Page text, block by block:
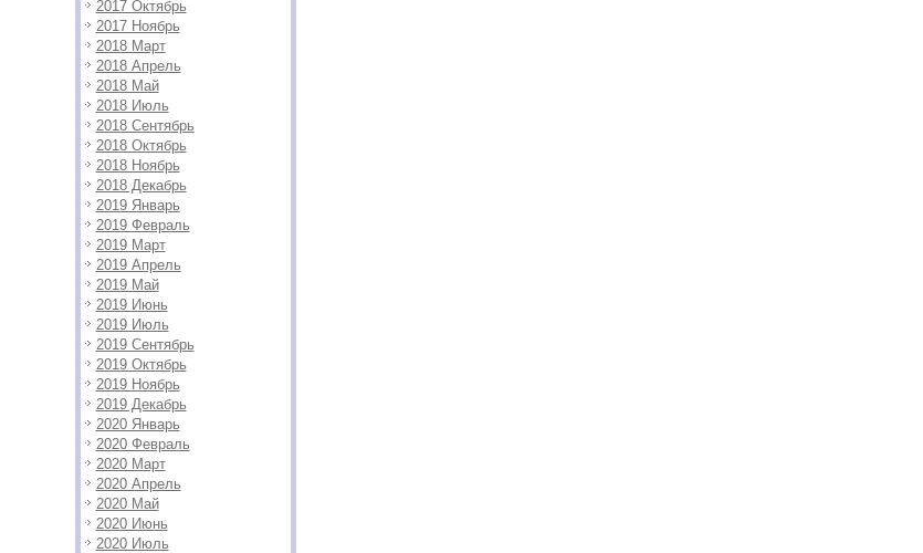
2017 Октябрь
2017 Ноябрь
2018 Март
2018 Апрель
2018 Май
2018 Июль
2018 Сентябрь
2018 Октябрь
2018 Ноябрь
2018 Декабрь
2019 Январь
2019 Февраль
2019 Март
2019 Апрель
2019 Май
2019 Июнь
2019 Июль
2019 Сентябрь
2019 Октябрь
2019 Ноябрь
2019 Декабрь
2020 Январь
2020 Февраль
2020 Март
2020 Апрель
2020 Май
2020 Июнь
2020 Июль